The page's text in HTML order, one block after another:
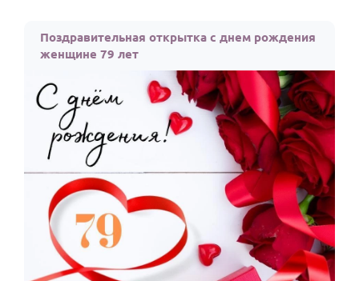
Поздравительная открытка с днем рождения
женщине 79 лет